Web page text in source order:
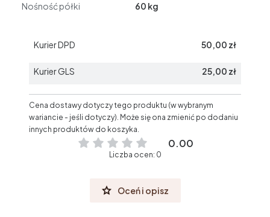
Nośność półki
60 kg
Kurier DPD 50,00 zł
Kurier GLS 25,00 zł
Cena dostawy dotyczy tego produktu (w wybranym
wariancie - jeśli dotyczy). Może się ona zmienić po dodaniu
innych produktów do koszyka.
0.00
Liczba ocen: 0
Oceń i opisz